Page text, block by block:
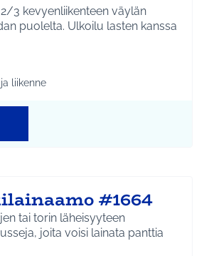
3 kevyenliikenteen väylän
puolelta. Ulkoilu lasten kanssa
mukaan: Riihikallio
teeman mukaan: Infra ja liikenne
ja liikenne
#1664
tai torin läheisyyteen
joita voisi lainata panttia